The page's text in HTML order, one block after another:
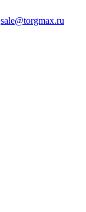
sale@torgmax.ru